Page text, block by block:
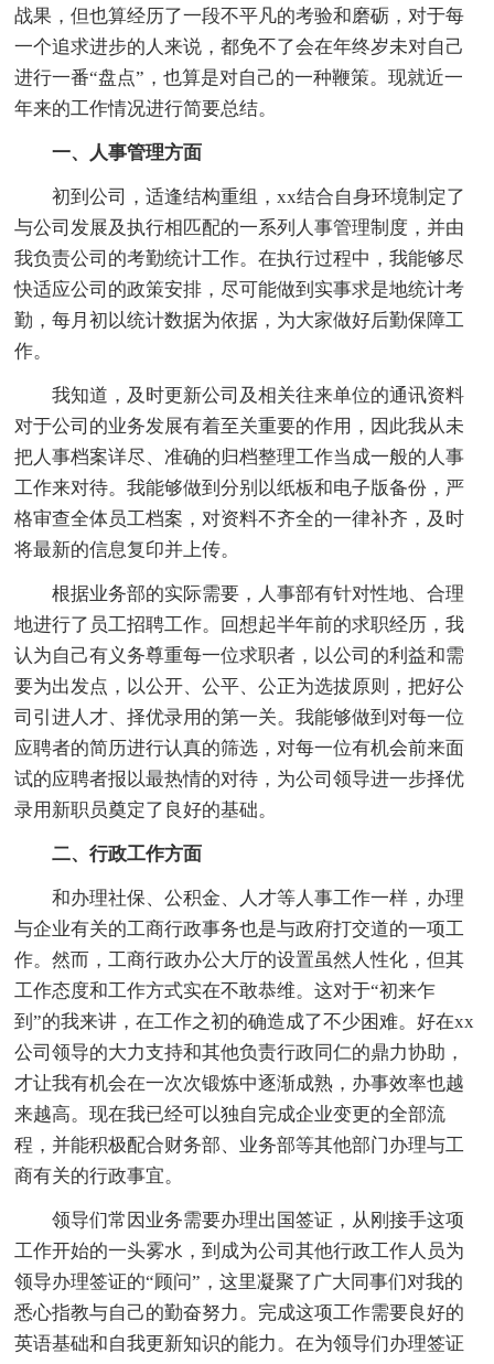
战果，但也算经历了一段不平凡的考验和磨砺，对于每
一个追求进步的人来说，都免不了会在年终岁未对自己
进行一番“盘点”，也算是对自己的一种鞭策。现就近一
年来的工作情况进行简要总结。
一、人事管理方面
初到公司，适逢结构重组，xx结合自身环境制定了
与公司发展及执行相匹配的一系列人事管理制度，并由
我负责公司的考勤统计工作。在执行过程中，我能够尽
快适应公司的政策安排，尽可能做到实事求是地统计考
勤，每月初以统计数据为依据，为大家做好后勤保障工
作。
我知道，及时更新公司及相关往来单位的通讯资料
对于公司的业务发展有着至关重要的作用，因此我从未
把人事档案详尽、准确的归档整理工作当成一般的人事
工作来对待。我能够做到分别以纸板和电子版备份，严
格审查全体员工档案，对资料不齐全的一律补齐，及时
将最新的信息复印并上传。
根据业务部的实际需要，人事部有针对性地、合理
地进行了员工招聘工作。回想起半年前的求职经历，我
认为自己有义务尊重每一位求职者，以公司的利益和需
要为出发点，以公开、公平、公正为选拔原则，把好公
司引进人才、择优录用的第一关。我能够做到对每一位
应聘者的简历进行认真的筛选，对每一位有机会前来面
试的应聘者报以最热情的对待，为公司领导进一步择优
录用新职员奠定了良好的基础。
二、行政工作方面
和办理社保、公积金、人才等人事工作一样，办理
与企业有关的工商行政事务也是与政府打交道的一项工
作。然而，工商行政办公大厅的设置虽然人性化，但其
工作态度和工作方式实在不敢恭维。这对于“初来乍
到”的我来讲，在工作之初的确造成了不少困难。好在xx
公司领导的大力支持和其他负责行政同仁的鼎力协助，
才让我有机会在一次次锻炼中逐渐成熟，办事效率也越
来越高。现在我已经可以独自完成企业变更的全部流
程，并能积极配合财务部、业务部等其他部门办理与工
商有关的行政事宜。
领导们常因业务需要办理出国签证，从刚接手这项
工作开始的一头雾水，到成为公司其他行政工作人员为
领导办理签证的“顾问”，这里凝聚了广大同事们对我的
悉心指教与自己的勤奋努力。完成这项工作需要良好的
英语基础和自我更新知识的能力。在为领导们办理签证